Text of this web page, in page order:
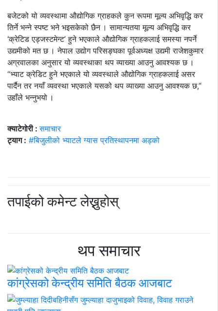
बजेटको यो व्यवस्थामा औद्योगिक ग्राहकले कुन रूपमा मूल्य अभिवृद्धि कर
तिर्ने भन्ने स्पष्ट भने भइसकेको छैन । सामान्यतया मूल्य अभिवृद्धि कर
‘क्रेटिड एड्जस्टमेन्ट’ हुने भएकाले औद्योगिक ग्राहकलाई समस्या नपर्ने
उद्यमीको मत छ । नेपाल उद्योग परिसङ्घका पूर्वअध्यक्ष उद्यमी राजेशकुमार
अग्रवालका अनुसार यो व्यवस्थाका थप व्याख्या आउनु आवश्यक छ ।
“भ्याट क्रेडिट हुने भएकाले यो व्यवस्थाले औद्योगिक ग्राहकलाई असर
पार्दैन तर नयाँ व्यवस्था भएकाले यसको थप व्याख्या आउनु आवश्यक छ,”
उहाँले भन्नुभयो ।
क्याटेगोरी :समाचार
ट्याग : #बिजुलीको भ्याटले ग्यास प्रतिस्थापनमा अड्को
तपाईको कमेन्ट लेख्नुहोस्
थप समाचार
कांग्रेसको केन्द्रीय समिति बैठक आजबाट